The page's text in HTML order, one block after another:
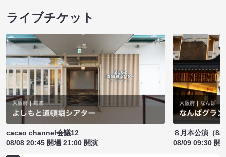
ライブチケット
cacao channel会議12
08/08 20:45 開場 21:00 開演
８月本公演（8/
08/09 09:30 開